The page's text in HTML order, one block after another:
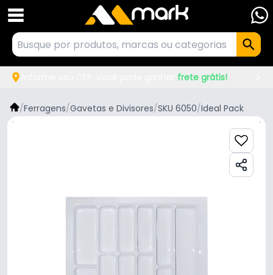
frete grátis!
/Ferragens/Gavetas e Divisores/SKU 6050/Ideal Pack